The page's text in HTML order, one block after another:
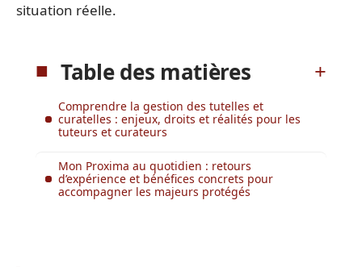
situation réelle.
Table des matières
Comprendre la gestion des tutelles et
curatelles : enjeux, droits et réalités pour les
tuteurs et curateurs
Mon Proxima au quotidien : retours
d’expérience et bénéfices concrets pour
accompagner les majeurs protégés